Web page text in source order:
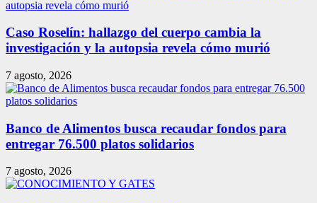
Caso Roselín: hallazgo del cuerpo cambia la
investigación y la autopsia revela cómo murió
7 agosto, 2026
Banco de Alimentos busca recaudar fondos para
entregar 76.500 platos solidarios
7 agosto, 2026